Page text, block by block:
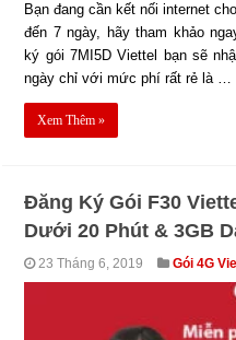
Bạn đang cần kết nối internet
đến 7 ngày, hãy tham khảo
ký gói 7MI5D Viettel bạn sẽ
ngày chỉ với mức phí rất rẻ là …
Xem Thêm »
Đăng Ký Gói F30
Dưới 20 Phút & 3GB
23 Tháng 6, 2019 Gói 4G